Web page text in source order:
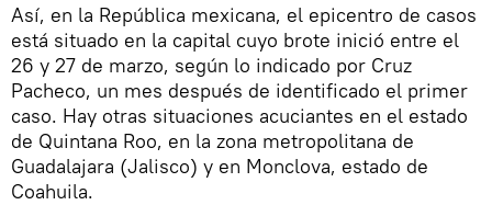
Así, en la República mexicana, el epicentro de casos
está situado en la capital cuyo brote inició entre el
26 y 27 de marzo, según lo indicado por Cruz
Pacheco, un mes después de identificado el primer
caso. Hay otras situaciones acuciantes en el estado
de Quintana Roo, en la zona metropolitana de
Guadalajara (Jalisco) y en Monclova, estado de
Coahuila.